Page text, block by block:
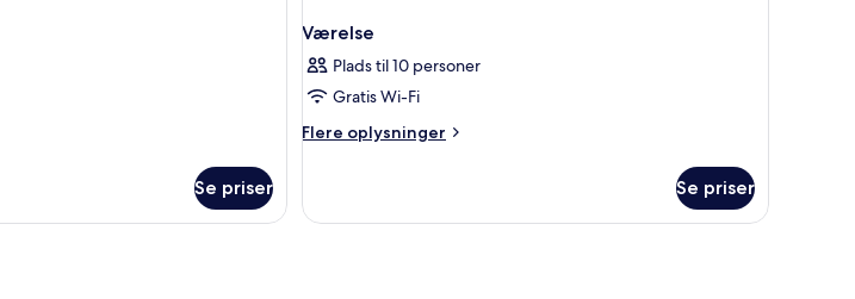
Se priser
Værelse
Plads til 10 personer
Gratis Wi-Fi
Flere oplysninger
Flere
Se priser